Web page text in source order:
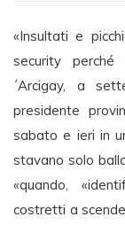
«Insultati e
security perché
´Arcigay, a
presidente
sabato e ieri in
stavano solo
«quando,
costretti a